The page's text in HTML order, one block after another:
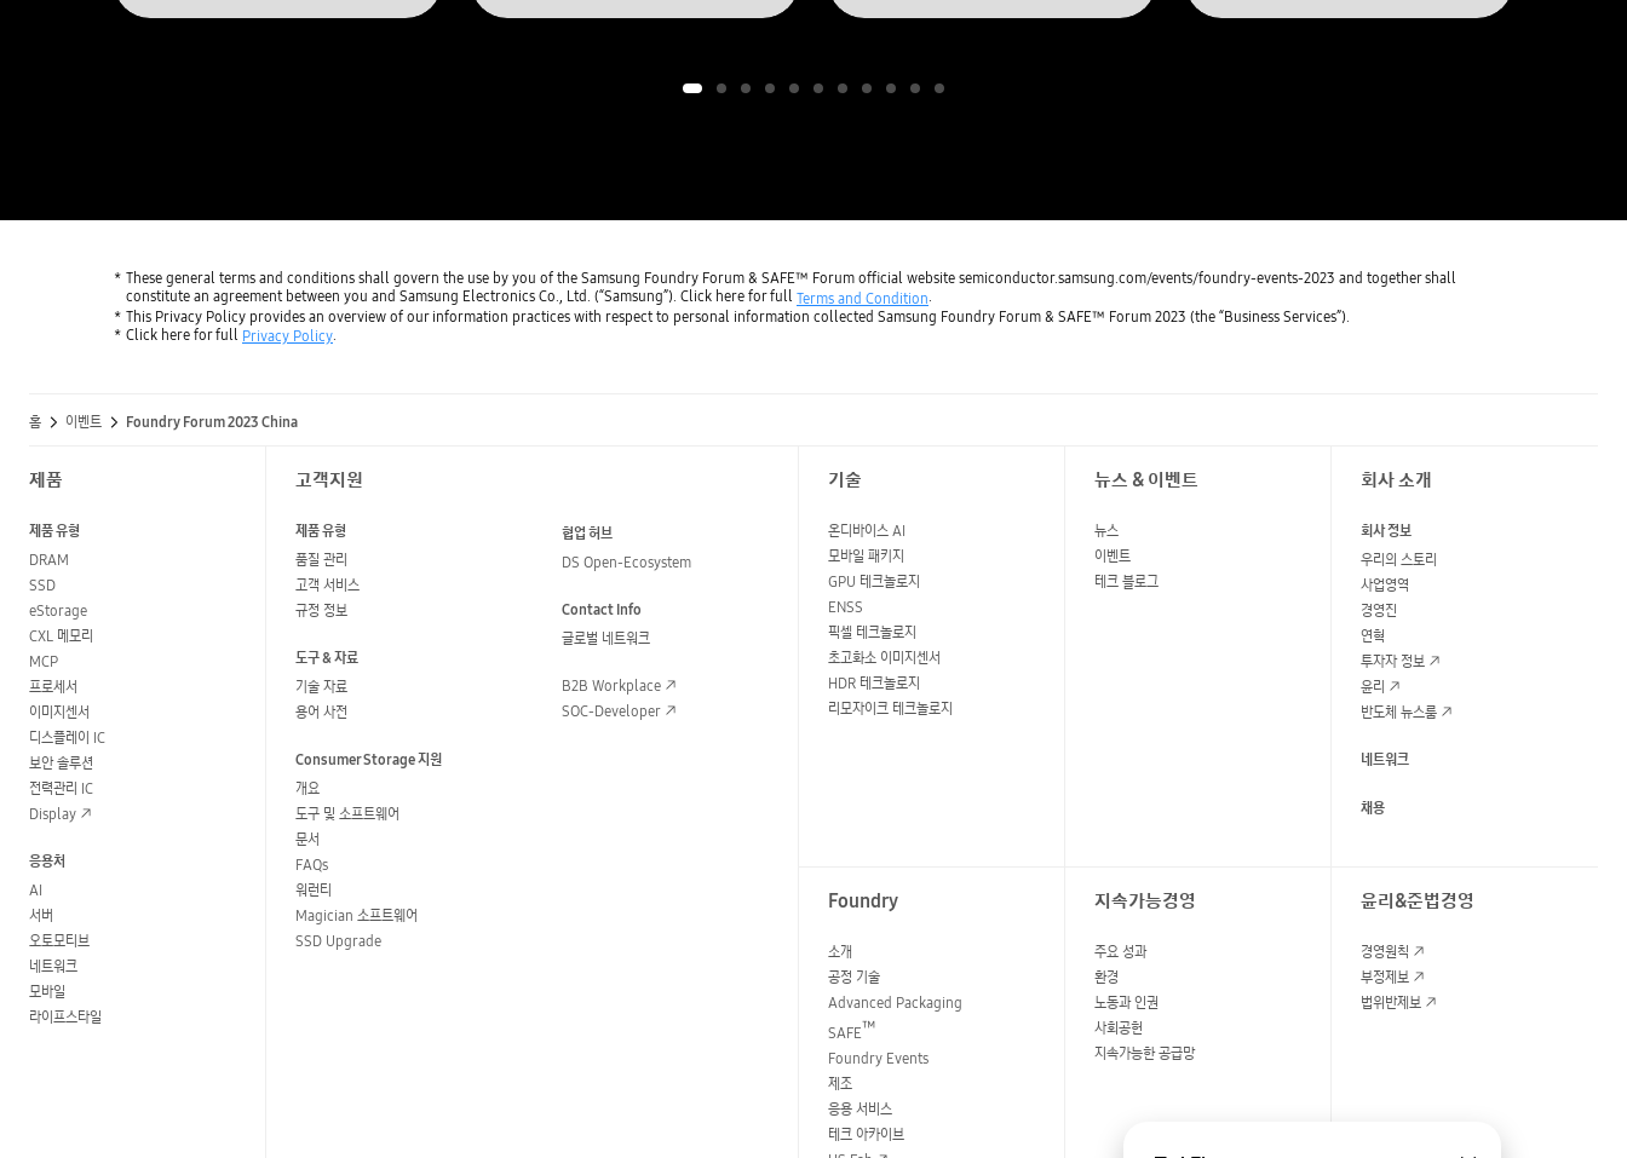
These general terms and conditions shall govern the use by you of the Samsung Foundry Forum & SAFE™ Forum official website semiconductor.samsung.com/events/foundry-events-2023 and together shall
constitute an agreement between you and Samsung Electronics Co., Ltd. (“Samsung”). Click here for full Terms and Condition.
This Privacy Policy provides an overview of our information practices with respect to personal information collected Samsung Foundry Forum & SAFE™ Forum 2023 (the “Business Services”).
Click here for full
Privacy Policy.
홈 이벤트 Foundry Forum 2023 China
제품
제품 유형
DRAM
SSD
eStorage
CXL 메모리
MCP
프로세서
이미지센서
디스플레이 IC
보안 솔루션
전력관리 IC
Display
응용처
AI
서버
오토모티브
네트워크
모바일
라이프스타일
고객지원
제품 유형
품질 관리
고객 서비스
규정 정보
도구 & 자료
기술 자료
용어 사전
Consumer Storage 지원
개요
도구 및 소프트웨어
문서
FAQs
워런티
Magician 소프트웨어
SSD Upgrade
협업 허브
DS Open-Ecosystem
Contact Info
글로벌 네트워크
B2B Workplace
SOC-Developer
기술
온디바이스 AI
모바일 패키지
GPU 테크놀로지
ENSS
픽셀 테크놀로지
초고화소 이미지센서
HDR 테크놀로지
리모자이크 테크놀로지
Foundry
소개
공정 기술
Advanced Packaging
SAFE™
Foundry Events
제조
응용 서비스
테크 아카이브
뉴스 & 이벤트
뉴스
이벤트
테크 블로그
지속가능경영
주요 성과
환경
노동과 인권
사회공헌
지속가능한 공급망
회사 소개
회사 정보
우리의 스토리
사업영역
경영진
연혁
투자자 정보
윤리
반도체 뉴스룸
네트워크
채용
윤리&준법경영
경영원칙
부정제보
법위반제보